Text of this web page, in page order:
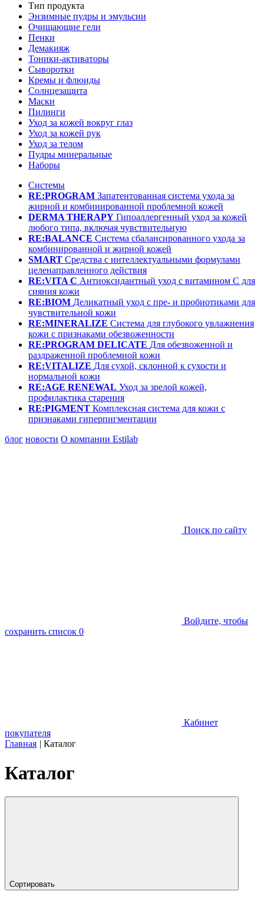
Тип продукта
Энзимные пудры и эмульсии
Очищающие гели
Пенки
Демакияж
Тоники-активаторы
Сыворотки
Кремы и флюиды
Солнцезащита
Маски
Пилинги
Уход за кожей вокруг глаз
Уход за кожей рук
Уход за телом
Пудры минеральные
Наборы
Системы
RE:PROGRAM Запатентованная система ухода за
жирной и комбинированной проблемной кожей
DERMA THERAPY Гипоаллергенный уход за кожей
любого типа, включая чувствительную
RE:BALANCE Система сбалансированного ухода за
комбинированной и жирной кожей
SMART Средства с интеллектуальными формулами
целенаправленного действия
RE:VITA C Антиоксидантный уход с витамином С для
сияния кожи
RE:BIOM Деликатный уход с пре- и пробиотиками для
чувствительной кожи
RE:MINERALIZE Система для глубокого увлажнения
кожи с признаками обезвоженности
RE:PROGRAM DELICATE Для обезвоженной и
раздраженной проблемной кожи
RE:VITALIZE Для сухой, склонной к сухости и
нормальной кожи
RE:AGE RENEWAL Уход за зрелой кожей,
профилактика старения
RE:PIGMENT Комплексная система для кожи с
признаками гиперпигментации
блог новости О компании Estilab
Поиск по сайту
Войдите, чтобы
сохранить список 0
Кабинет
покупателя
Главная | Каталог
Каталог
Сортировать